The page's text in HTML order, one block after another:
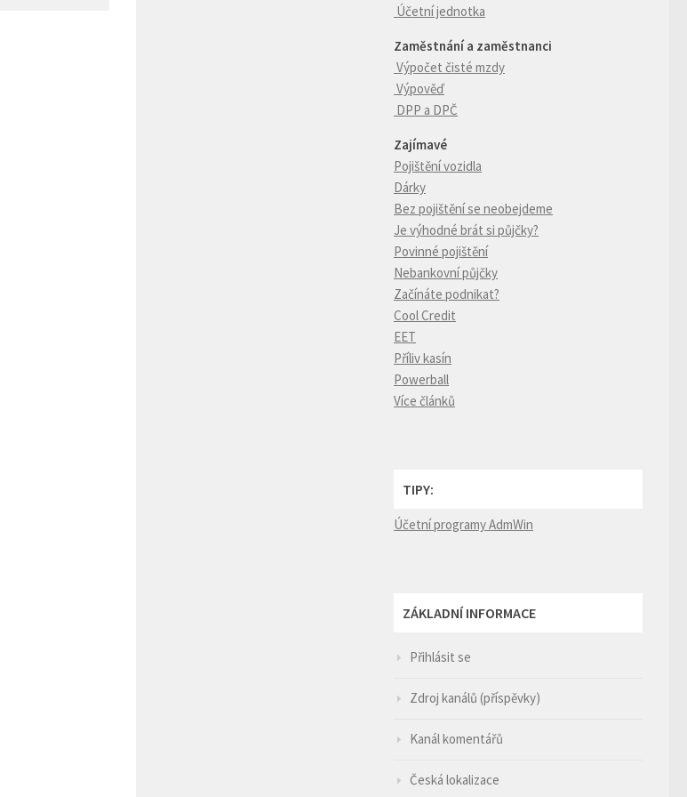
Účetní jednotka
Zaměstnání a zaměstnanci
Výpočet čisté mzdy
Výpověď
DPP a DPČ
Zajímavé
Pojištění vozidla
Dárky
Bez pojištění se neobejdeme
Je výhodné brát si půjčky?
Povinné pojištění
Nebankovní půjčky
Začínáte podnikat?
Cool Credit
EET
Příliv kasín
Powerball
Více článků
TIPY:
Účetní programy AdmWin
ZÁKLADNÍ INFORMACE
Přihlásit se
Zdroj kanálů (příspěvky)
Kanál komentářů
Česká lokalizace